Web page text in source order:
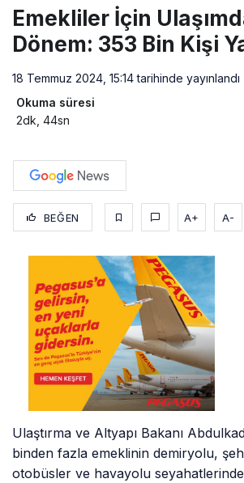
Emekliler İçin
Dönem: 353 Bin Kişi
18 Temmuz 2024, 15:14tarihinde yayınlandı
Okuma süresi
2dk, 44sn
BEĞEN A+ A-
Ulaştırma ve Altyapı Bakanı
binden fazla emeklinin demiryolu,
otobüsler ve havayolu